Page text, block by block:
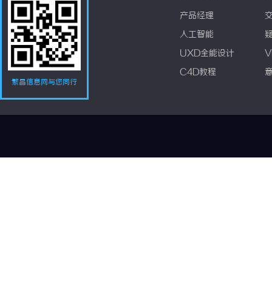
繁昌信息网与您同行
产品经理
人工智能
UXD全能设计
C4D教程